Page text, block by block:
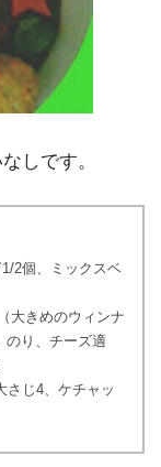
しです。
2個、ミックスベ
大きめのウィンナ
のり、チーズ適
さじ4、ケチャッ